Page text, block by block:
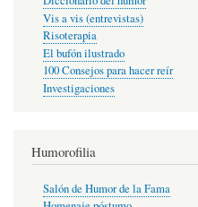
Vis a vis (entrevistas)
Risoterapia
El bufón ilustrado
100 Consejos para hacer reír
Investigaciones
Humorofilia
Salón de Humor de la Fama